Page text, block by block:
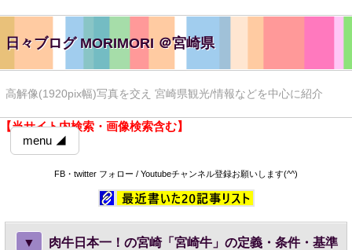
日々ブログ MORIMORI ＠宮崎県
高解像(1920pix幅)写真を交え 宮崎県観光/情報などを中心に紹介
【当サイト内検索・画像検索含む】
menu ◢
FB・twitter フォロー / Youtubeチャンネル登録お願いします(^^)
▼
肉牛日本一！の宮崎「宮崎牛」の定義・条件・基準